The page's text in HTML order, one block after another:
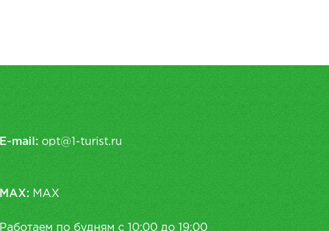
E-mail: opt@1-turist.ru
MAX: MAX
Работаем по будням с 10:00 до 19:00